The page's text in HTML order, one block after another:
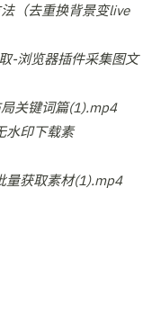
（去重换背景变live
-浏览器插件采集图文
关键词篇(1).mp4
水印下载素
量获取素材(1).mp4